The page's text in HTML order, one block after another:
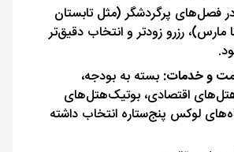
فصل‌های پرگردشگر (مثل تابستان
مارس)، رزرو زودتر و انتخاب دقیق‌تر
و خدمات: بسته به بودجه‌،
اقتصادی، بوتیک‌هتل‌های
لوکس پنج‌ستاره انتخاب داشته